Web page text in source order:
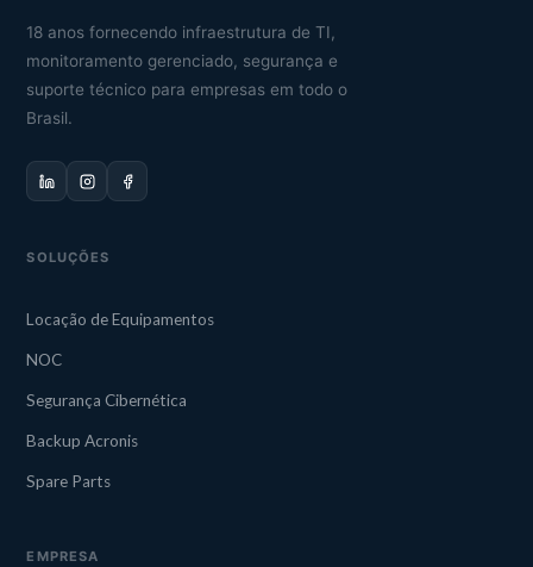
18 anos fornecendo infraestrutura de TI,
monitoramento gerenciado, segurança e
suporte técnico para empresas em todo o
Brasil.
SOLUÇÕES
Locação de Equipamentos
NOC
Segurança Cibernética
Backup Acronis
Spare Parts
EMPRESA